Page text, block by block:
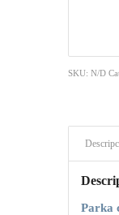
SKU:N/D
Parka